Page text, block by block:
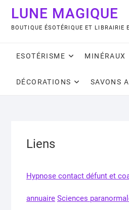
LUNE MAGIQUE
BOUTIQUE ÉSOTÉRIQUE ET LIBRAIRIE
ESOTÉRISME MINÉRAUX
DÉCORATIONS SAVONS
Liens
Hypnose contact défunt et
annuaire Sciences